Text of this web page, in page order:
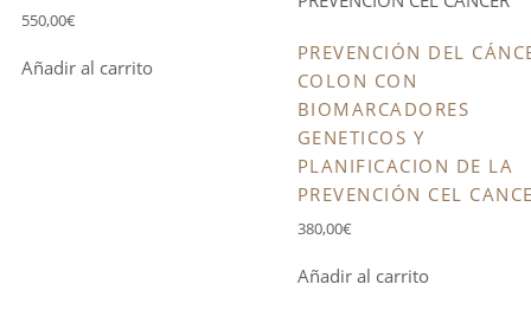
550,00€
Añadir al carrito
PREVENCIÓN DEL
COLON CON
BIOMARCADORES
GENETICOS Y
PLANIFICACION DE LA
PREVENCIÓN CEL
380,00€
Añadir al carrito